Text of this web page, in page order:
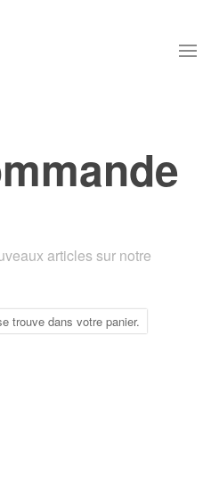
articles sur notre
trouve dans votre panier.